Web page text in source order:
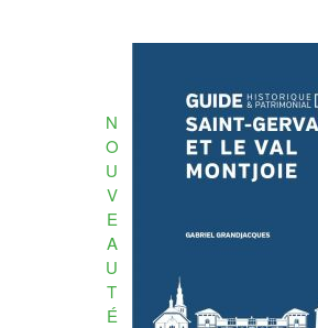
N
O
U
V
E
A
U
T
É